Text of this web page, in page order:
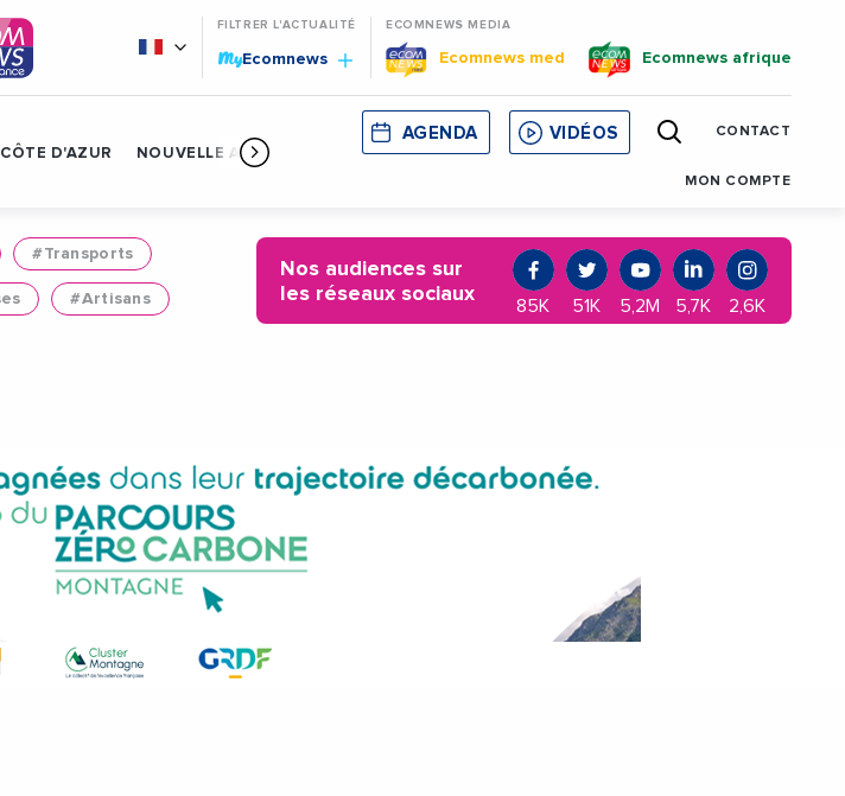
FILTRER L'ACTUALITÉ
MyEcomnews
ECOMNEWS MEDIA
Ecomnews med Ecomnews afrique
D'AZUR NOUVELLE AQUITAINE CORSE MONACO CATALOGNE
AGENDA VIDÉOS CONTACT
MON COMPTE
#Transports
#Artisans
Nos audiences sur
les réseaux sociaux
85K 51K 5,2M 5,7K 2,6K